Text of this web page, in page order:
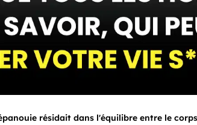
résidait dans l'équilibre entre le